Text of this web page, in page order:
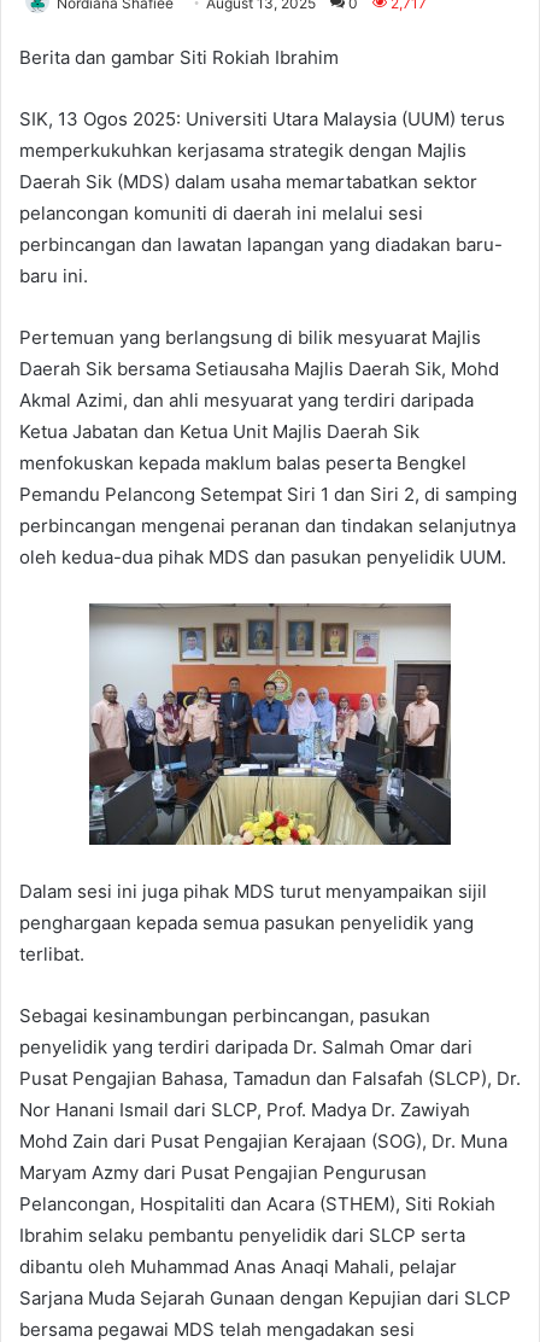
Berita dan gambar Siti Rokiah Ibrahim
SIK, 13 Ogos 2025: Universiti Utara Malaysia (UUM) terus
memperkukuhkan kerjasama strategik dengan Majlis
Daerah Sik (MDS) dalam usaha memartabatkan sektor
pelancongan komuniti di daerah ini melalui sesi
perbincangan dan lawatan lapangan yang diadakan baru-
baru ini.
Pertemuan yang berlangsung di bilik mesyuarat Majlis
Daerah Sik bersama Setiausaha Majlis Daerah Sik, Mohd
Akmal Azimi, dan ahli mesyuarat yang terdiri daripada
Ketua Jabatan dan Ketua Unit Majlis Daerah Sik
menfokuskan kepada maklum balas peserta Bengkel
Pemandu Pelancong Setempat Siri 1 dan Siri 2, di samping
perbincangan mengenai peranan dan tindakan selanjutnya
oleh kedua-dua pihak MDS dan pasukan penyelidik UUM.
Dalam sesi ini juga pihak MDS turut menyampaikan sijil
penghargaan kepada semua pasukan penyelidik yang
terlibat.
Sebagai kesinambungan perbincangan, pasukan
penyelidik yang terdiri daripada Dr. Salmah Omar dari
Pusat Pengajian Bahasa, Tamadun dan Falsafah (SLCP), Dr.
Nor Hanani Ismail dari SLCP, Prof. Madya Dr. Zawiyah
Mohd Zain dari Pusat Pengajian Kerajaan (SOG), Dr. Muna
Maryam Azmy dari Pusat Pengajian Pengurusan
Pelancongan, Hospitaliti dan Acara (STHEM), Siti Rokiah
Ibrahim selaku pembantu penyelidik dari SLCP serta
dibantu oleh Muhammad Anas Anaqi Mahali, pelajar
Sarjana Muda Sejarah Gunaan dengan Kepujian dari SLCP
bersama pegawai MDS telah mengadakan sesi